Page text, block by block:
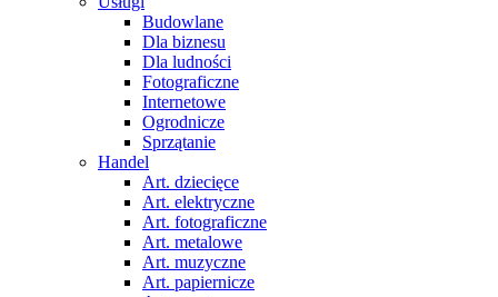
Budowlane
Dla biznesu
Dla ludności
Fotograficzne
Internetowe
Ogrodnicze
Sprzątanie
Handel
Art. dziecięce
Art. elektryczne
Art. fotograficzne
Art. metalowe
Art. muzyczne
Art. papiernicze